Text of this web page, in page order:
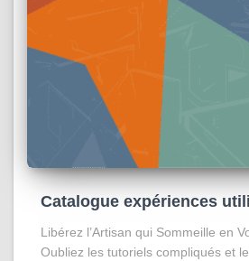
Catalogue expériences
Libérez l’Artisan qui Sommeille en
Oubliez les tutoriels compliqués et